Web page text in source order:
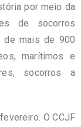
por meio da
de socorros
de mais de 900
marítimos e
socorros a
O CCJF